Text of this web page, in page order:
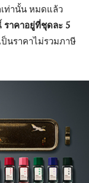
ท่านั้น หมดแล้ว
ราคาอยู่ที่ชุดละ 5
ป็นราคาไม่รวมภาษี